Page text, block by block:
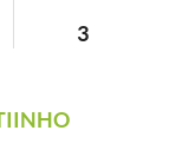
3